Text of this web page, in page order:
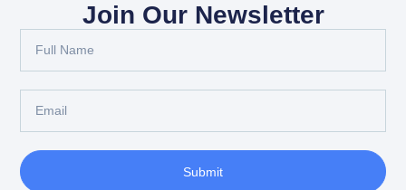
Join Our Newsletter
Submit